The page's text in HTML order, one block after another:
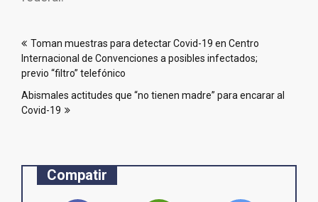
de
entradas
Toman muestras para detectar Covid-19 en Centro
Internacional de Convenciones a posibles infectados;
previo “filtro” telefónico
Abismales actitudes que “no tienen madre” para encarar al
Covid-19
Compatir